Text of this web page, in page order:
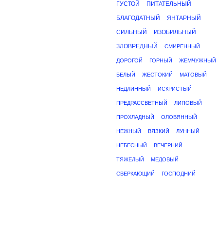
ГУСТОЙ ПИТАТЕЛЬНЫЙ
БЛАГОДАТНЫЙ ЯНТАРНЫЙ
СИЛЬНЫЙ ИЗОБИЛЬНЫЙ
ЗЛОВРЕДНЫЙ СМИРЕННЫЙ
ДОРОГОЙ ГОРНЫЙ ЖЕМЧУЖНЫЙ
БЕЛЫЙ ЖЕСТОКИЙ МАТОВЫЙ
НЕДЛИННЫЙ ИСКРИСТЫЙ
ПРЕДРАССВЕТНЫЙ ЛИПОВЫЙ
ПРОХЛАДНЫЙ ОЛОВЯННЫЙ
НЕЖНЫЙ ВЯЗКИЙ ЛУННЫЙ
НЕБЕСНЫЙ ВЕЧЕРНИЙ
ТЯЖЕЛЫЙ МЕДОВЫЙ
СВЕРКАЮЩИЙ ГОСПОДНИЙ